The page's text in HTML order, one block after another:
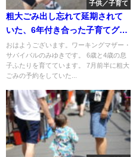
子供／子育て
粗大ごみ出し忘れて延期されて
いた、6年付き合った子育てグッ
ズ大物との別れ。
おはようございます。ワーキングマザー・
サバイバルのみゆきです。 6歳と4歳の息
子ふたりを育てています。 7月前半に粗大
ごみの予約をしていた...